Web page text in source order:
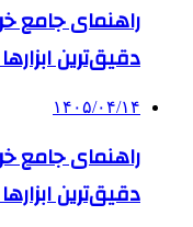
راهنمای جامع
دقیق‌ترین
۱۴۰۵/۰۴/۱۴
راهنمای جامع
دقیق‌ترین